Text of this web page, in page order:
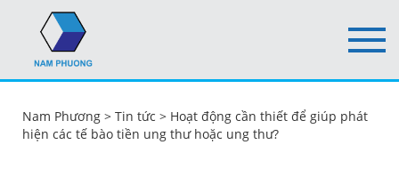
Nam Phương > Tin tức > Hoạt động cần thiết để giúp phát
hiện các tế bào tiền ung thư hoặc ung thư?